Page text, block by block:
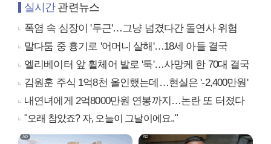
실시간관련뉴스
폭염 속 심장이 '두근'…그냥 넘겼다간 돌연사 위험
말다툼 중 흉기로 '어머니 살해'…18세 아들 결국
엘리베이터 앞 휠체어 발로 '툭'…사망케 한 70대 결국
김원훈 주식 1억8천 올인했는데…현실은 '-2,400만원'
내연녀에게 2억8000만원 연봉까지…논란 또 터졌다
"오래 참았죠? 자, 오늘이 그날이에요.."